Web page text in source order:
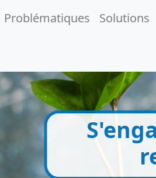
Problématiques Solutions